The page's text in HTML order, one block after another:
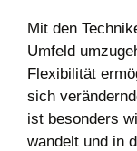
Mit den
Umfeld
Flexibilität
sich
ist besonders
wandelt und in